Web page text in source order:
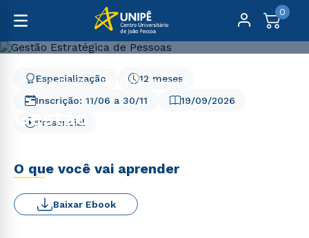
0
Pós-Graduação
Gestão e Negócios
Gestão Estratégica de Pessoas
Gestão Estratégica de
19/09/2026
12 meses
Especialização
Presencial
Inscrição: 11/06 a 30/11
O que você vai aprender
Baixar Ebook